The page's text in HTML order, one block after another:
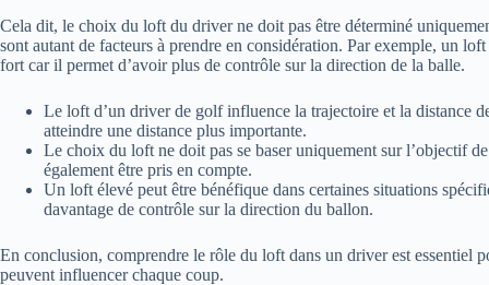
Cela dit, le choix du loft du driver ne doit pas être déterminé
sont autant de facteurs à prendre en considération. Par exemple, un
fort car il permet d’avoir plus de contrôle sur la direction de la balle.
Le loft d’un driver de golf influence la trajectoire et la distance
atteindre une distance plus importante.
Le choix du loft ne doit pas se baser uniquement sur l’objectif
également être pris en compte.
Un loft élevé peut être bénéfique dans certaines situations
davantage de contrôle sur la direction du ballon.
En conclusion, comprendre le rôle du loft dans un driver est essentiel
peuvent influencer chaque coup.